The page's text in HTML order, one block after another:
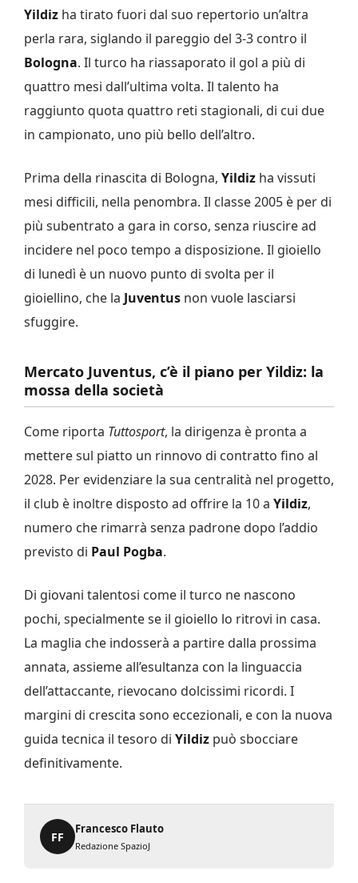
Yildiz ha tirato fuori dal suo repertorio un’altra
perla rara, siglando il pareggio del 3-3 contro il
Bologna. Il turco ha riassaporato il gol a più di
quattro mesi dall’ultima volta. Il talento ha
raggiunto quota quattro reti stagionali, di cui due
in campionato, uno più bello dell’altro.
Prima della rinascita di Bologna, Yildiz ha vissuti
mesi difficili, nella penombra. Il classe 2005 è per di
più subentrato a gara in corso, senza riuscire ad
incidere nel poco tempo a disposizione. Il gioiello
di lunedì è un nuovo punto di svolta per il
gioiellino, che la Juventus non vuole lasciarsi
sfuggire.
Mercato Juventus, c’è il piano per Yildiz: la
mossa della società
Come riporta Tuttosport, la dirigenza è pronta a
mettere sul piatto un rinnovo di contratto fino al
2028. Per evidenziare la sua centralità nel progetto,
il club è inoltre disposto ad offrire la 10 a Yildiz,
numero che rimarrà senza padrone dopo l’addio
previsto di Paul Pogba.
Di giovani talentosi come il turco ne nascono
pochi, specialmente se il gioiello lo ritrovi in casa.
La maglia che indosserà a partire dalla prossima
annata, assieme all’esultanza con la linguaccia
dell’attaccante, rievocano dolcissimi ricordi. I
margini di crescita sono eccezionali, e con la nuova
guida tecnica il tesoro di Yildiz può sbocciare
definitivamente.
FF
Francesco Flauto
Redazione SpazioJ